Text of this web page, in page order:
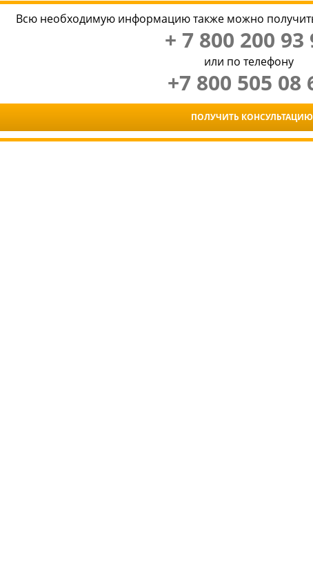
Всю необходимую информацию также можно
+ 7 800 200 93
или по телефону
+7 800 505 08
ПОЛУЧИТЬ КОНСУЛЬТАЦИЮ